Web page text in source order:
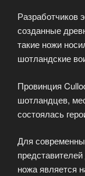
Разработчиков
созданные
такие ножи
шотландские
Провинция
шотландцев,
состоялась
Для
ножа является